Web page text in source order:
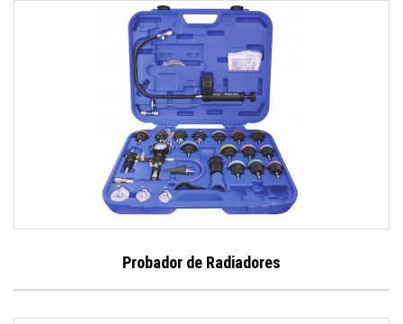
Probador de Radiadores